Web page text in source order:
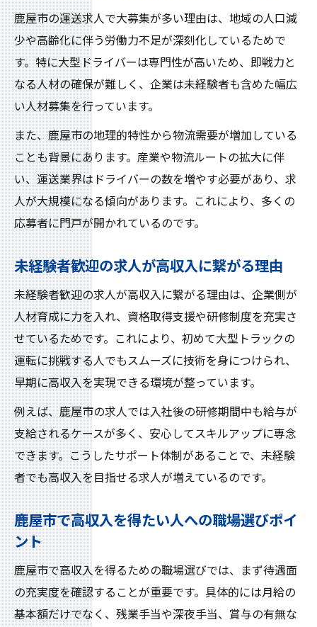
鹿屋市の運送求人で大募集が多い理由は、地域の人口減
少や高齢化に伴う労働力不足が深刻化しているためで
す。特に大型ドライバーは専門性が高いため、即戦力と
なる人材の確保が難しく、企業は未経験者も含めた幅広
い人材募集を行っています。
また、鹿屋市の地理的特性から物流需要が増加している
ことも背景にあります。産業や物流ルートの拡大に伴
い、運送業界はドライバーの数を増やす必要があり、求
人が大規模になる傾向があります。これにより、多くの
応募者に門戸が開かれているのです。
未経験者歓迎の求人が高収入に繋がる理由
未経験者歓迎の求人が高収入に繋がる理由は、企業側が
人材育成に力を入れ、資格取得支援や研修制度を充実さ
せているためです。これにより、初めて大型トラックの
運転に挑戦する人でもスムーズに技術を身につけられ、
早期に高収入を実現できる環境が整っています。
例えば、鹿屋市の求人では入社後の研修期間中も給与が
支給されるケースが多く、安心してスキルアップに専念
できます。こうしたサポート体制があることで、未経験
者でも高収入を目指せる求人が増えているのです。
鹿屋市で高収入を得たい人への職場選びポイ
ント
鹿屋市で高収入を得るための職場選びでは、まず待遇面
の充実度を確認することが重要です。具体的には月給の
基本額だけでなく、残業手当や深夜手当、賞与の有無な